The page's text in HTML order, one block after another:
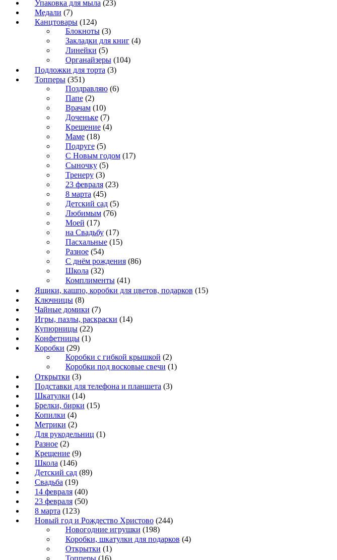
Упаковка для мыла (23)
Медали (7)
Канцтовары (124)
Блокноты (3)
Закладки для книг (4)
Линейки (5)
Органайзеры (104)
Подложки для торта (3)
Топперы (351)
Поздравляю (6)
Папе (2)
Врачам (10)
Доченьке (7)
Крещение (4)
Маме (18)
Подруге (5)
С Новым годом (17)
Сыночку (5)
Тренеру (3)
23 февраля (23)
8 марта (45)
Детский сад (5)
Любимым (76)
Моей (17)
на Свадьбу (17)
Пасхальные (15)
Разное (54)
С днём рождения (86)
Школа (32)
Комплименты (41)
Ящики, кашпо, коробки для цветов, подарков (15)
Ключницы (8)
Чайные домики (7)
Игры, пазлы, раскраски (14)
Купюрницы (22)
Конфетницы (1)
Коробки (29)
Коробки с гибкой крышкой (2)
Коробки под восковые свечи (1)
Открытки (3)
Подставки для телефона и планшета (3)
Шкатулки (14)
Брелки, бирки (15)
Копилки (4)
Метрики (2)
Для рукодельниц (1)
Разное (2)
Крещение (9)
Школа (146)
Детский сад (89)
Свадьба (19)
14 февраля (40)
23 февраля (50)
8 марта (123)
Новый год и Рождество Христово (244)
Новогодние игрушки (198)
Коробки, шкатулки для подарков (4)
Открытки (1)